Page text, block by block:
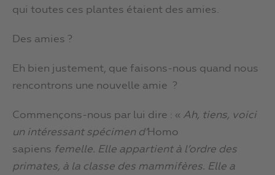
qui toutes ces plantes étaient des amies.
Des amies ?
Eh bien justement, que faisons-nous quand nous
rencontrons une nouvelle amie ?
Commençons-nous par lui dire : « Ah, tiens, voici
un intéressant spécimen d’Homo
sapiens femelle. Elle appartient à l’ordre des
primates, à la classe des mammifères. Elle a